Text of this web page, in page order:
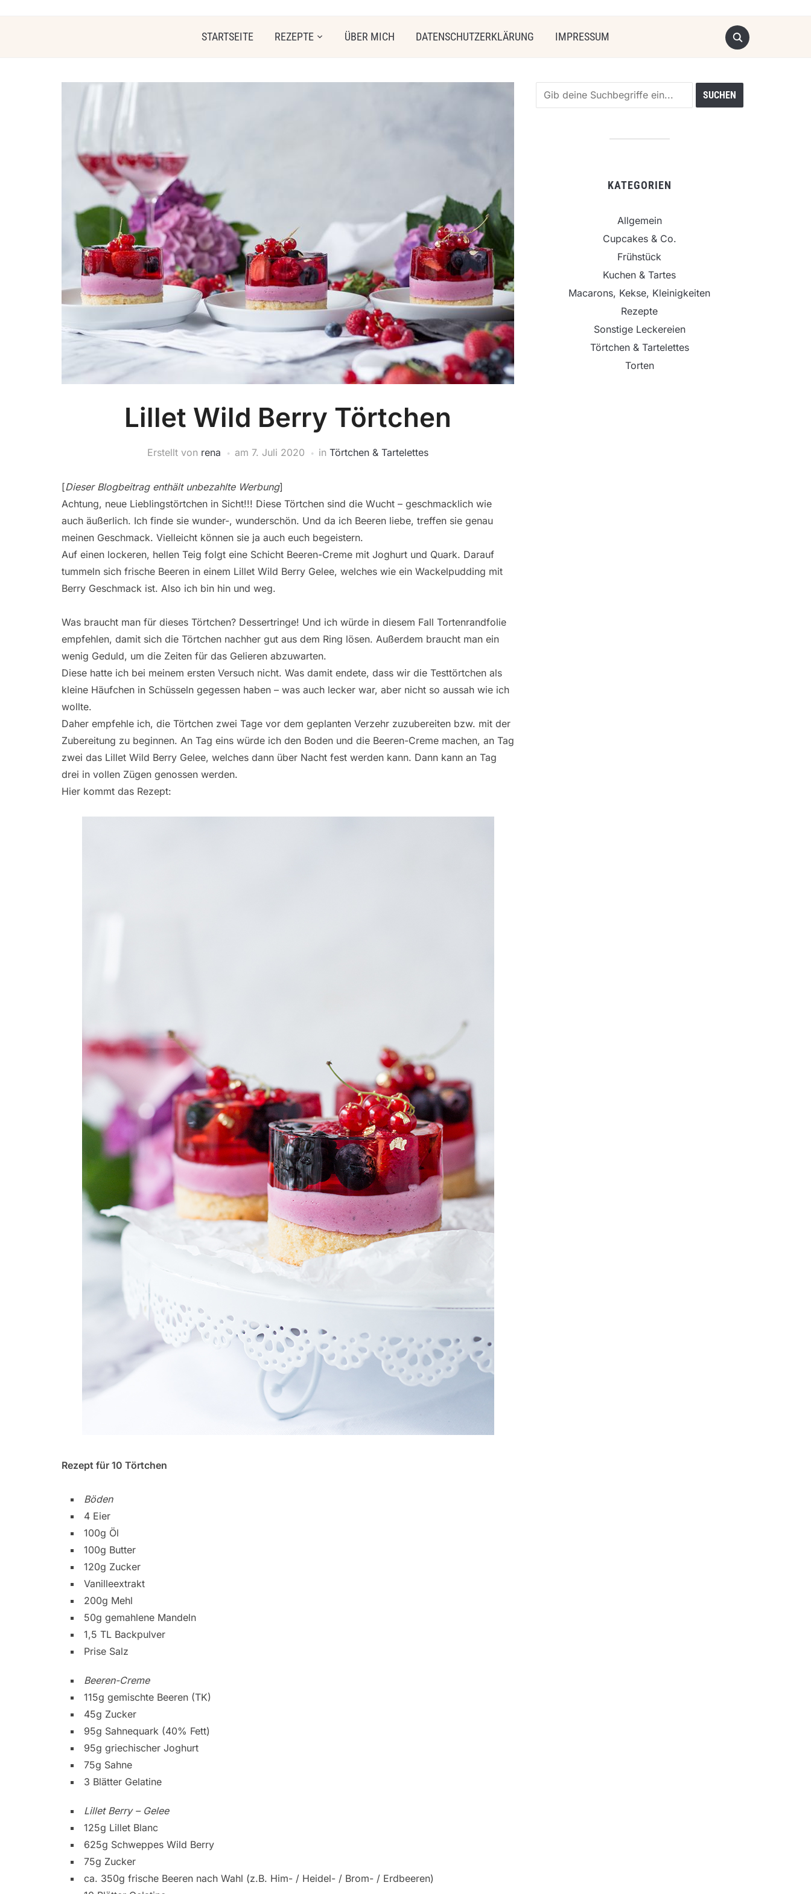
STARTSEITE REZEPTE ÜBER MICH DATENSCHUTZERKLÄRUNG IMPRESSUM
Lillet Wild Berry Törtchen
Erstellt von rena am 7. Juli 2020 in Törtchen & Tartelettes
[Dieser Blogbeitrag enthält unbezahlte Werbung]
Achtung, neue Lieblingstörtchen in Sicht!!! Diese Törtchen sind die Wucht – geschmacklich wie
auch äußerlich. Ich finde sie wunder-, wunderschön. Und da ich Beeren liebe, treffen sie genau
meinen Geschmack. Vielleicht können sie ja auch euch begeistern.
Auf einen lockeren, hellen Teig folgt eine Schicht Beeren-Creme mit Joghurt und Quark. Darauf
tummeln sich frische Beeren in einem Lillet Wild Berry Gelee, welches wie ein Wackelpudding mit
Berry Geschmack ist. Also ich bin hin und weg.
Was braucht man für dieses Törtchen? Dessertringe! Und ich würde in diesem Fall Tortenrandfolie
empfehlen, damit sich die Törtchen nachher gut aus dem Ring lösen. Außerdem braucht man ein
wenig Geduld, um die Zeiten für das Gelieren abzuwarten.
Diese hatte ich bei meinem ersten Versuch nicht. Was damit endete, dass wir die Testtörtchen als
kleine Häufchen in Schüsseln gegessen haben – was auch lecker war, aber nicht so aussah wie ich
wollte.
Daher empfehle ich, die Törtchen zwei Tage vor dem geplanten Verzehr zuzubereiten bzw. mit der
Zubereitung zu beginnen. An Tag eins würde ich den Boden und die Beeren-Creme machen, an Tag
zwei das Lillet Wild Berry Gelee, welches dann über Nacht fest werden kann. Dann kann an Tag
drei in vollen Zügen genossen werden.
Hier kommt das Rezept:
Rezept für 10 Törtchen
Böden
4 Eier
100g Öl
100g Butter
120g Zucker
Vanilleextrakt
200g Mehl
50g gemahlene Mandeln
1,5 TL Backpulver
Prise Salz
Beeren-Creme
115g gemischte Beeren (TK)
45g Zucker
95g Sahnequark (40% Fett)
95g griechischer Joghurt
75g Sahne
3 Blätter Gelatine
Lillet Berry – Gelee
125g Lillet Blanc
625g Schweppes Wild Berry
75g Zucker
ca. 350g frische Beeren nach Wahl (z.B. Him- / Heidel- / Brom- / Erdbeeren)
KATEGORIEN
Allgemein
Cupcakes & Co.
Frühstück
Kuchen & Tartes
Macarons, Kekse, Kleinigkeiten
Rezepte
Sonstige Leckereien
Törtchen & Tartelettes
Torten